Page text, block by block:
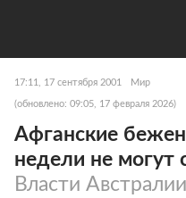
17:11, 17 сентября 2001 Мир
(обновлено: 09:05, 17 февраля 2026)
Афганские
недели не могут
Власти